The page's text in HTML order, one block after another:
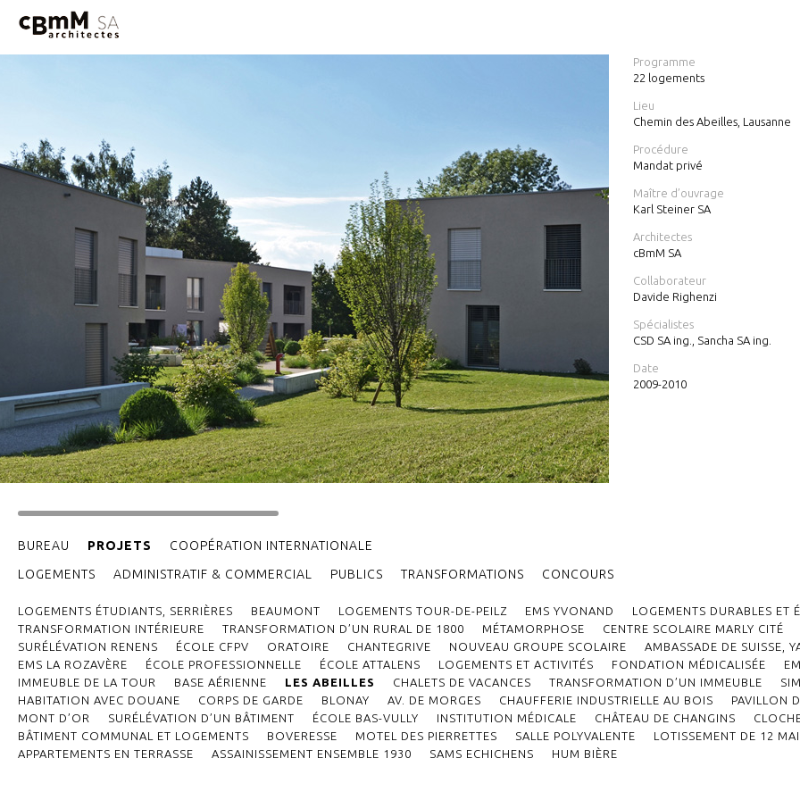
BUREAU
PROJETS
LOGEMENTS
ADMINISTRATIF & COMMERCIAL PUBLICS TRANSFORMATIONS CONCOURS
LOGEMENTS ÉTUDIANTS, SERRIÈRES BEAUMONT LOGEMENTS TOUR-DE-PEILZ EMS YVONAND
LOGEMENTS DURABLES ET
TRANSFORMATION INTÉRIEURE
TRANSFORMATION D’UN RURAL DE 1800 MÉTAMORPHOSE
CENTRE SCOLAIRE MARLY CITÉ
SURÉLÉVATION RENENS
ÉCOLE CFPV ORATOIRE CHANTEGRIVE NOUVEAU GROUPE SCOLAIRE
AMBASSADE DE SUISSE,
EMS LA ROZAVÈRE
ÉCOLE PROFESSIONNELLE ÉCOLE ATTALENS LOGEMENTS ET ACTIVITÉS FONDATION MÉDICALISÉE
IMMEUBLE DE LA TOUR
BASE AÉRIENNE LES ABEILLES CHALETS DE VACANCES TRANSFORMATION D’UN IMMEUBLE
HABITATION AVEC DOUANE
CORPS DE GARDE BLONAY AV. DE MORGES CHAUFFERIE INDUSTRIELLE AU BOIS
PAVILLON
MONT D’OR
SURÉLÉVATION D’UN BÂTIMENT ÉCOLE BAS-VULLY INSTITUTION MÉDICALE CHÂTEAU DE CHANGINS
BÂTIMENT COMMUNAL ET LOGEMENTS
BOVERESSE MOTEL DES PIERRETTES SALLE POLYVALENTE
LOTISSEMENT DE 12
APPARTEMENTS EN TERRASSE
ASSAINISSEMENT ENSEMBLE 1930 SAMS ECHICHENS HUM BIÈRE
COOPÉRATION INTERNATIONALE
Programme
22 logements
Lieu
Chemin des Abeilles, Lausanne
Procédure
Mandat privé
Maître d’ouvrage
Karl Steiner SA
Architectes
cBmM SA
Collaborateur
Davide Righenzi
Spécialistes
CSD SA ing., Sancha SA ing.
Date
2009-2010